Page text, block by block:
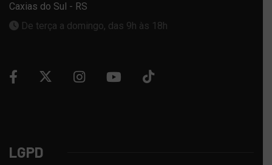
Caxias do Sul - RS
De terça a domingo, das 9h às 18h
LGPD